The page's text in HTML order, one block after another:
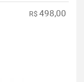
R$ 498,00